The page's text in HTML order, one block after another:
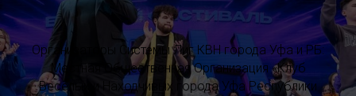
Организаторы Системы Лиг КВН города Уфа и РБ:
Местная Общественная Организация «Клуб
Весёлых и Находчивых города Уфа Республики